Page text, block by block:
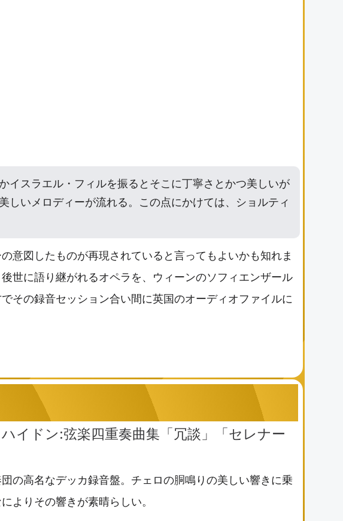
イスラエル・フィルを振るとそこに丁寧さとかつ美しいが
いメロディーが流れる。この点にかけては、ショルティ
意図したものが再現されていると言ってもよいかも知れま
世に語り継がれるオペラを、ウィーンのソフィエンザール
その録音セッション合い間に英国のオーディオファイルに
イドン:弦楽四重奏曲集「冗談」「セレナー
の高名なデッカ録音盤。チェロの胴鳴りの美しい響きに乗
よりその響きが素晴らしい。